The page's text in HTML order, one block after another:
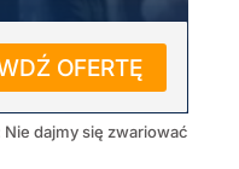
OFERTĘ
dajmy się zwariować